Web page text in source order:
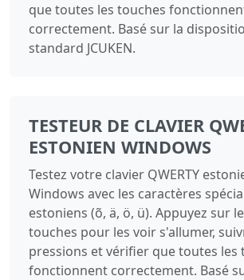
que toutes les touches
correctement. Basé sur la
standard JCUKEN.
TESTEUR DE CLAVIER
ESTONIEN WINDOWS
Testez votre clavier QWERTY
Windows avec les caractères
estoniens (õ, ä, ö, ü). Appuyez sur
touches pour les voir s'allumer,
pressions et vérifier que toutes les
fonctionnent correctement. Basé